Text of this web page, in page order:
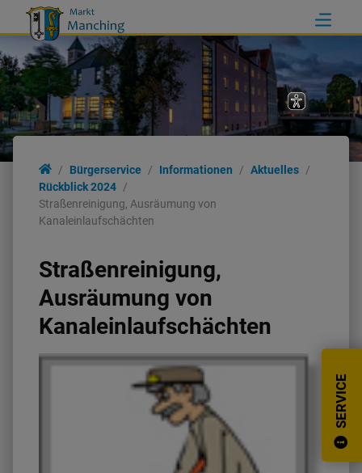
SERVICE
Bürgerservice Informationen
Aktuelles
Rückblick 2024
Straßenreinigung, Ausräumung von
Kanaleinlaufschächten
Straßenreinigung,
Ausräumung von
Kanaleinlaufschächten